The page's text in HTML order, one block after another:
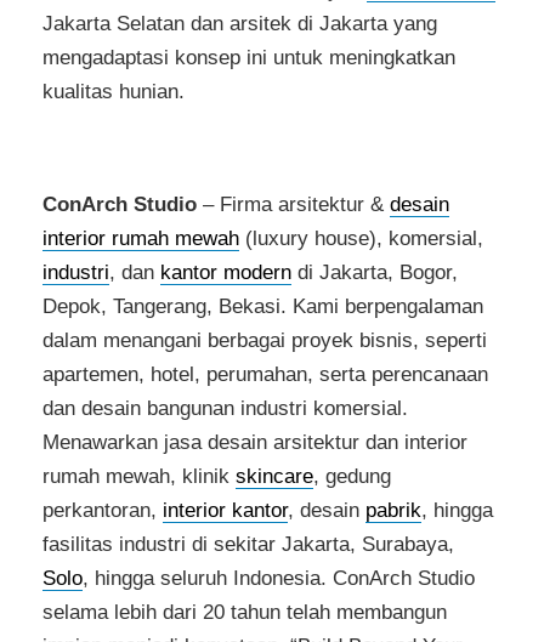
Jakarta Selatan dan arsitek di Jakarta yang
mengadaptasi konsep ini untuk meningkatkan
kualitas hunian.
ConArch Studio – Firma arsitektur & desain
interior rumah mewah (luxury house), komersial,
industri, dan kantor modern di Jakarta, Bogor,
Depok, Tangerang, Bekasi. Kami berpengalaman
dalam menangani berbagai proyek bisnis, seperti
apartemen, hotel, perumahan, serta perencanaan
dan desain bangunan industri komersial.
Menawarkan jasa desain arsitektur dan interior
rumah mewah, klinik skincare, gedung
perkantoran, interior kantor, desain pabrik, hingga
fasilitas industri di sekitar Jakarta, Surabaya,
Solo, hingga seluruh Indonesia. ConArch Studio
selama lebih dari 20 tahun telah membangun